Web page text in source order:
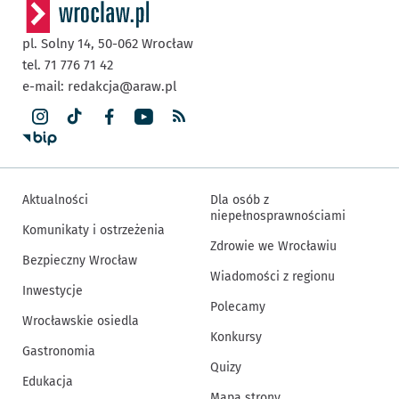
pl. Solny 14, 50-062 Wrocław
tel. 71 776 71 42
e-mail: redakcja@araw.pl
Aktualności
Komunikaty i ostrzeżenia
Bezpieczny Wrocław
Inwestycje
Wrocławskie osiedla
Gastronomia
Edukacja
Dla osób z
niepełnosprawnościami
Zdrowie we Wrocławiu
Wiadomości z regionu
Polecamy
Konkursy
Quizy